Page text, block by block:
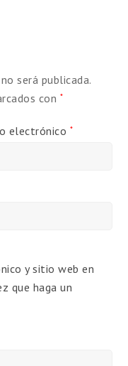
será publicada.
con *
electrónico *
y sitio web en
que haga un